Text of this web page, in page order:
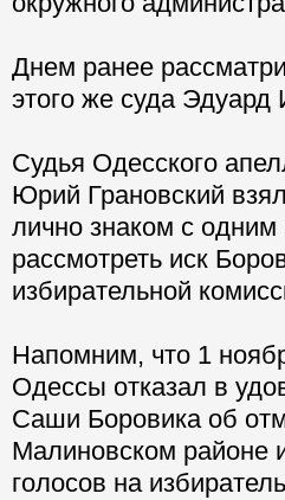
Днем ранее
этого же суда
Судья Одесского
Юрий Грановский
лично знаком с
рассмотреть иск
избирательной
Напомним, что 1
Одессы отказал в
Саши Боровика об
Малиновском районе
голосов на